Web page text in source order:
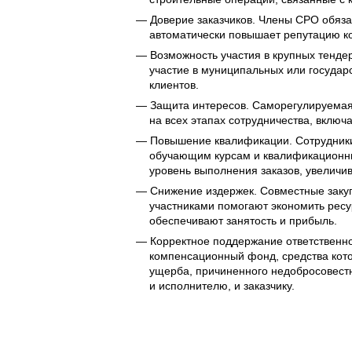
Доверие заказчиков. Члены СРО
автоматически повышает репутацию
Возможность участия в крупных
участие в муниципальных или
клиентов.
Защита интересов.
на всех этапах сотрудничества,
Повышение квалификации.
обучающим курсам и
уровень выполнения заказов,
Снижение издержек. Совместные
участниками помогают экономить
обеспечивают занятость и прибыль.
Корректное поддержание
компенсационный фонд, средства
ущерба, причиненного
и исполнителю, и заказчику.